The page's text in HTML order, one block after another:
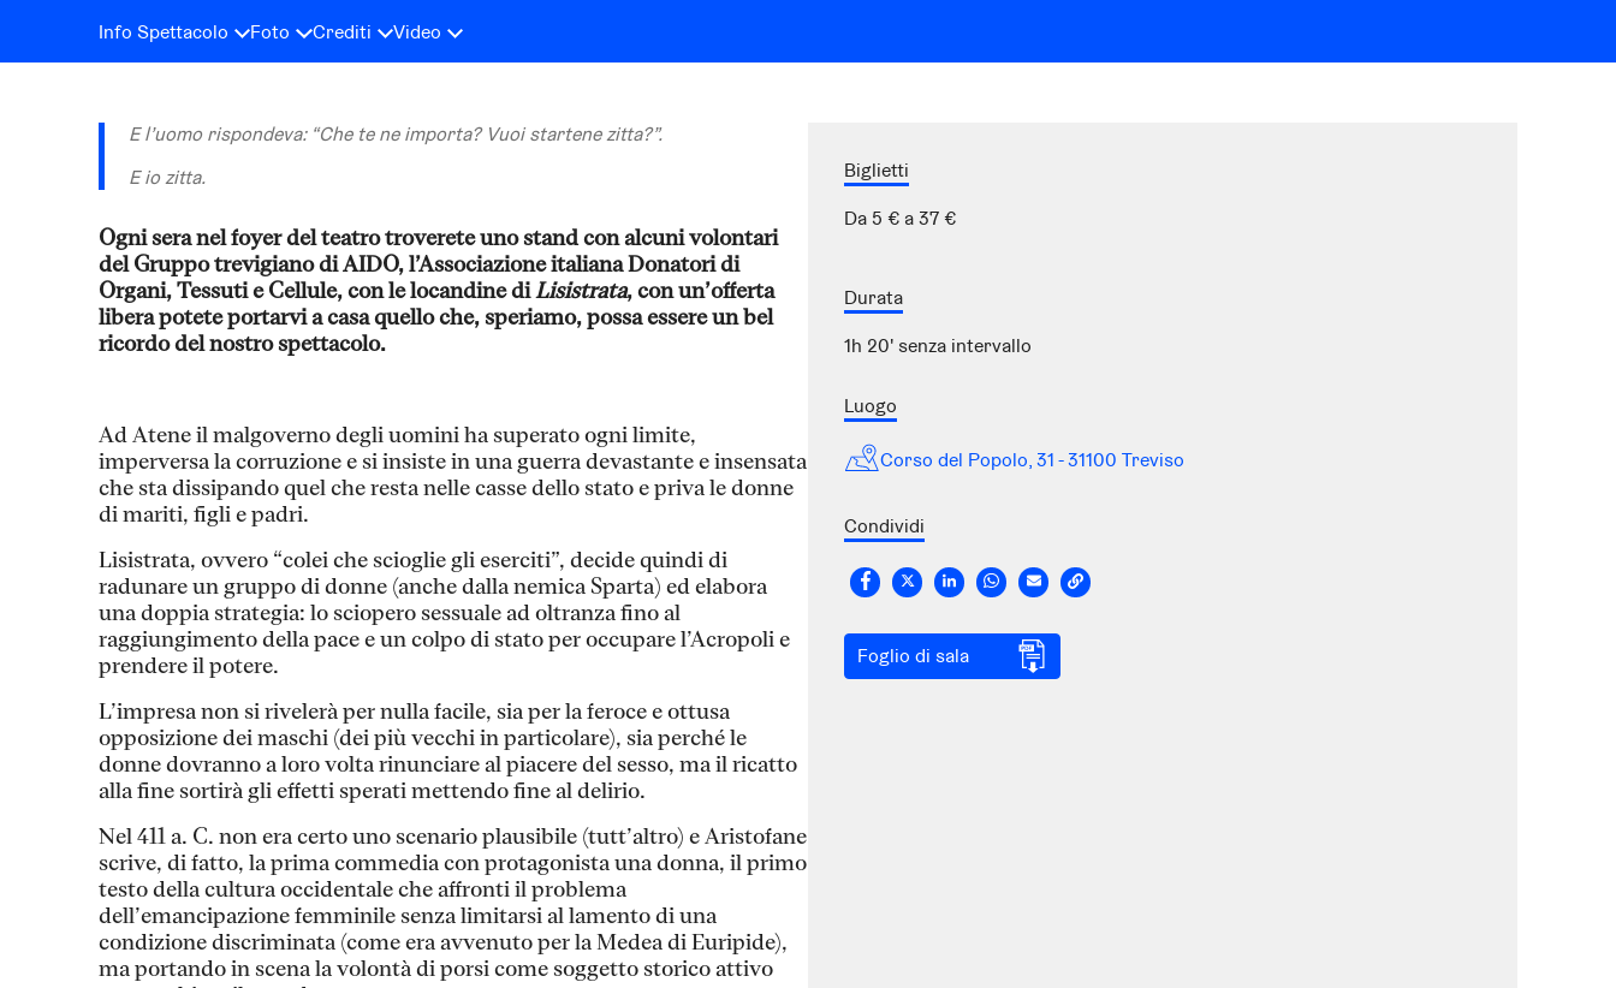
Info Spettacolo Foto Crediti Video
E l’uomo rispondeva: “Che te ne importa? Vuoi startene zitta?”.
E io zitta.
Ogni sera nel foyer del teatro troverete uno stand con alcuni volontari
del Gruppo trevigiano di AIDO, l’Associazione italiana Donatori di
Organi, Tessuti e Cellule, con le locandine diLisistrata, con un’offerta
libera potete portarvi a casa quello che, speriamo, possa essere un bel
ricordo del nostro spettacolo.
Ad Atene il malgoverno degli uomini ha superato ogni limite,
imperversa la corruzione e si insiste in una guerra devastante e insensata
che sta dissipando quel che resta nelle casse dello stato e priva le donne
di mariti, figli e padri.
Lisistrata, ovvero “colei che scioglie gli eserciti”, decide quindi di
radunare un gruppo di donne (anche dalla nemica Sparta) ed elabora
una doppia strategia: lo sciopero sessuale ad oltranza fino al
raggiungimento della pace e un colpo di stato per occupare l’Acropoli e
prendere il potere.
L’impresa non si rivelerà per nulla facile, sia per la feroce e ottusa
opposizione dei maschi (dei più vecchi in particolare), sia perché le
donne dovranno a loro volta rinunciare al piacere del sesso, ma il ricatto
alla fine sortirà gli effetti sperati mettendo fine al delirio.
Nel 411 a. C. non era certo uno scenario plausibile (tutt’altro) e Aristofane
scrive, di fatto, la prima commedia con protagonista una donna, il primo
testo della cultura occidentale che affronti il problema
dell’emancipazione femminile senza limitarsi al lamento di una
condizione discriminata (come era avvenuto per la Medea di Euripide),
ma portando in scena la volontà di porsi come soggetto storico attivo
Biglietti
Da 5 € a 37 €
Durata
1h 20' senza intervallo
Luogo
Corso del Popolo, 31 - 31100 Treviso
Condividi
Foglio di sala